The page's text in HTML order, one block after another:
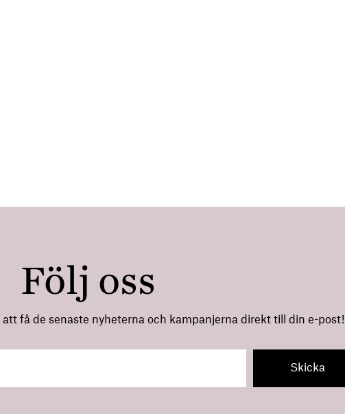
Följ oss
få de senaste nyheterna och kampanjerna direkt till din e-post!